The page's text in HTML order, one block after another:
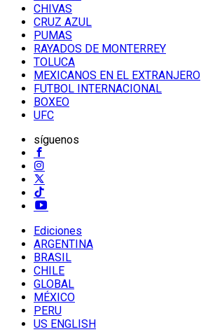
CHIVAS
CRUZ AZUL
PUMAS
RAYADOS DE MONTERREY
TOLUCA
MEXICANOS EN EL EXTRANJERO
FUTBOL INTERNACIONAL
BOXEO
UFC
síguenos
Ediciones
ARGENTINA
BRASIL
CHILE
GLOBAL
MÉXICO
PERU
US ENGLISH